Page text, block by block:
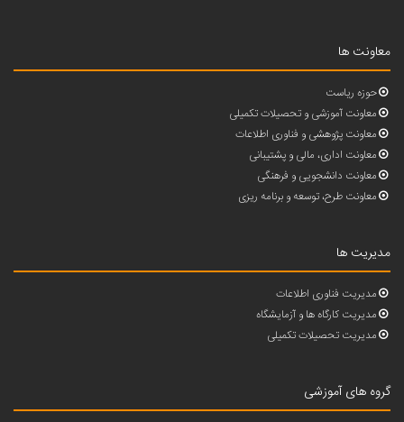
معاونت ها
حوزه ریاست
معاونت آموزشی و تحصیلات تکمیلی
معاونت پژوهشی و فناوری اطلاعات
معاونت اداری، مالی و پشتیبانی
معاونت دانشجویی و فرهنگی
معاونت طرح، توسعه و برنامه ریزی
مدیریت ها
مدیریت فناوری اطلاعات
مدیریت کارگاه ها و آزمایشگاه
مدیریت تحصیلات تکمیلی
گروه های آموزشی